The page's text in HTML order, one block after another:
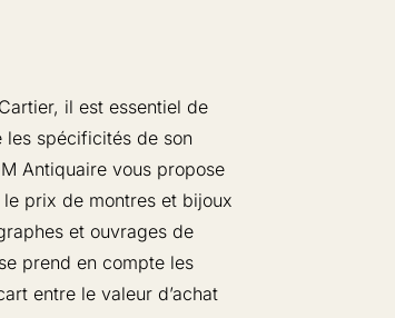
il est essentiel de
les spécificités de son
Antiquaire vous propose
prix de montres et bijoux
et ouvrages de
prend en compte les
entre le valeur d’achat